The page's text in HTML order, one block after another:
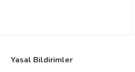
Yasal Bildirimler